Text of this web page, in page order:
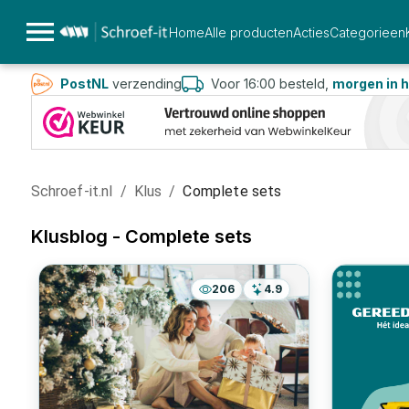
HomeAlle productenActiesCategorieen
PostNLverzending Voor 16:00 besteld, morgen in
Schroef-it.nl / Klus / Complete sets
Klusblog - Complete sets
206 4.9